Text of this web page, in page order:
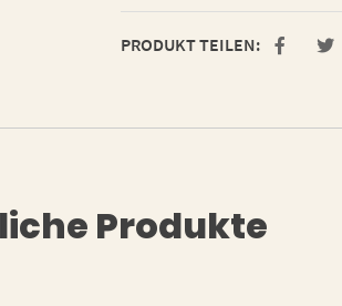
PRODUKT TEILEN:
Produkte